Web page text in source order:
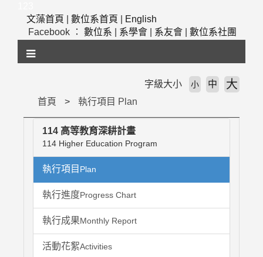
文藻首頁
數位系首頁
English
Facebook ： 數位系 系學會 系友會 數位系社團
首頁 執行項目 Plan
字級大小 小 中 大
114 高等教育深耕計畫
114 Higher Education Program
執行項目 Plan
執行進度Progress Chart
執行成果 Monthly Report
活動花絮Activities